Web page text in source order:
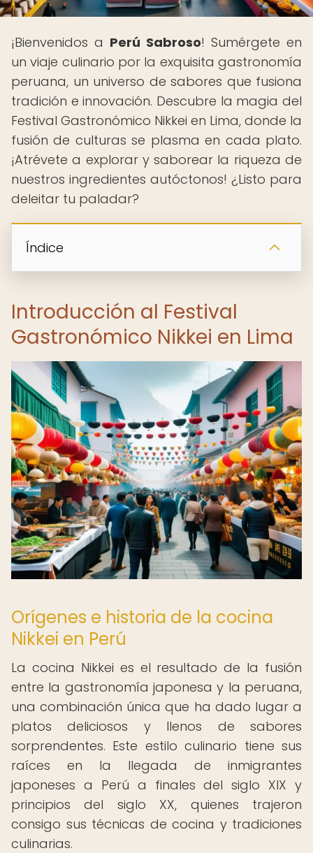
¡Bienvenidos a Perú Sabroso! Sumérgete en
un viaje culinario por la exquisita gastronomía
peruana, un universo de sabores que fusiona
tradición e innovación. Descubre la magia del
Festival Gastronómico Nikkei en Lima, donde la
fusión de culturas se plasma en cada plato.
¡Atrévete a explorar y saborear la riqueza de
nuestros ingredientes autóctonos! ¿Listo para
deleitar tu paladar?
Índice
Introducción al Festival
Gastronómico Nikkei en Lima
Orígenes e historia de la cocina
Nikkei en Perú
La cocina Nikkei es el resultado de la fusión
entre la gastronomía japonesa y la peruana,
una combinación única que ha dado lugar a
platos deliciosos y llenos de sabores
sorprendentes. Este estilo culinario tiene sus
raíces en la llegada de inmigrantes
japoneses a Perú a finales del siglo XIX y
principios del siglo XX, quienes trajeron
consigo sus técnicas de cocina y tradiciones
culinarias.